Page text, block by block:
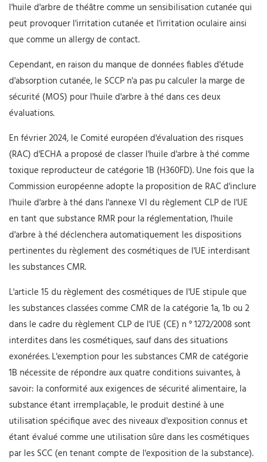
l'huile d'arbre de théâtre comme un sensibilisation cutanée qui
peut provoquer l'irritation cutanée et l'irritation oculaire ainsi
que comme un allergy de contact.
Cependant, en raison du manque de données fiables d'étude
d'absorption cutanée, le SCCP n'a pas pu calculer la marge de
sécurité (MOS) pour l'huile d'arbre à thé dans ces deux
évaluations.
En février 2024, le Comité européen d'évaluation des risques
(RAC) d'ECHA a proposé de classer l'huile d'arbre à thé comme
toxique reproducteur de catégorie 1B (H360FD). Une fois que la
Commission européenne adopte la proposition de RAC d'inclure
l'huile d'arbre à thé dans l'annexe VI du règlement CLP de l'UE
en tant que substance RMR pour la réglementation, l'huile
d'arbre à thé déclenchera automatiquement les dispositions
pertinentes du règlement des cosmétiques de l'UE interdisant
les substances CMR.
L'article 15 du règlement des cosmétiques de l'UE stipule que
les substances classées comme CMR de la catégorie 1a, 1b ou 2
dans le cadre du règlement CLP de l'UE (CE) n ° 1272/2008 sont
interdites dans les cosmétiques, sauf dans des situations
exonérées. L'exemption pour les substances CMR de catégorie
1B nécessite de répondre aux quatre conditions suivantes, à
savoir: la conformité aux exigences de sécurité alimentaire, la
substance étant irremplaçable, le produit destiné à une
utilisation spécifique avec des niveaux d'exposition connus et
étant évalué comme une utilisation sûre dans les cosmétiques
par les SCC (en tenant compte de l'exposition de la substance).